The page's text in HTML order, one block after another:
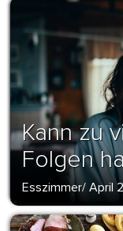
Kann zu
Folgen
Esszimmer/ April